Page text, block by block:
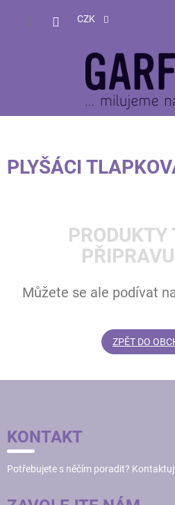
CZK
PLYŠÁCI
PRODUKTY
Můžete se ale podívat
ZPĚT DO
A
T
KONTAKT
Potřebujete s něčím poradit?